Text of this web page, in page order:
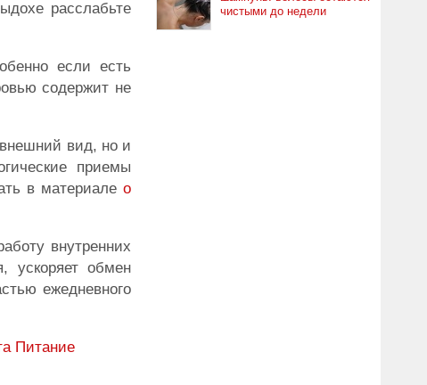
расслабьте
если есть
содержит не
вид, но и
приемы
в материале о
внутренних
ускоряет обмен
ежедневного
Питание
чистыми до недели